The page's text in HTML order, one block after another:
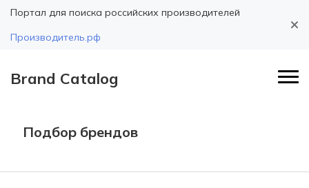
Портал для поиска российских производителей
Производитель.рф
Brand Catalog
Подбор брендов